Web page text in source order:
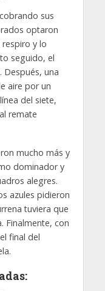
sus
optaron
y lo
seguido, el
Después, una
aire por un
del siete,
remate
mucho más y
dominador y
alegres.
azules pidieron
tuviera que
Finalmente, con
final del